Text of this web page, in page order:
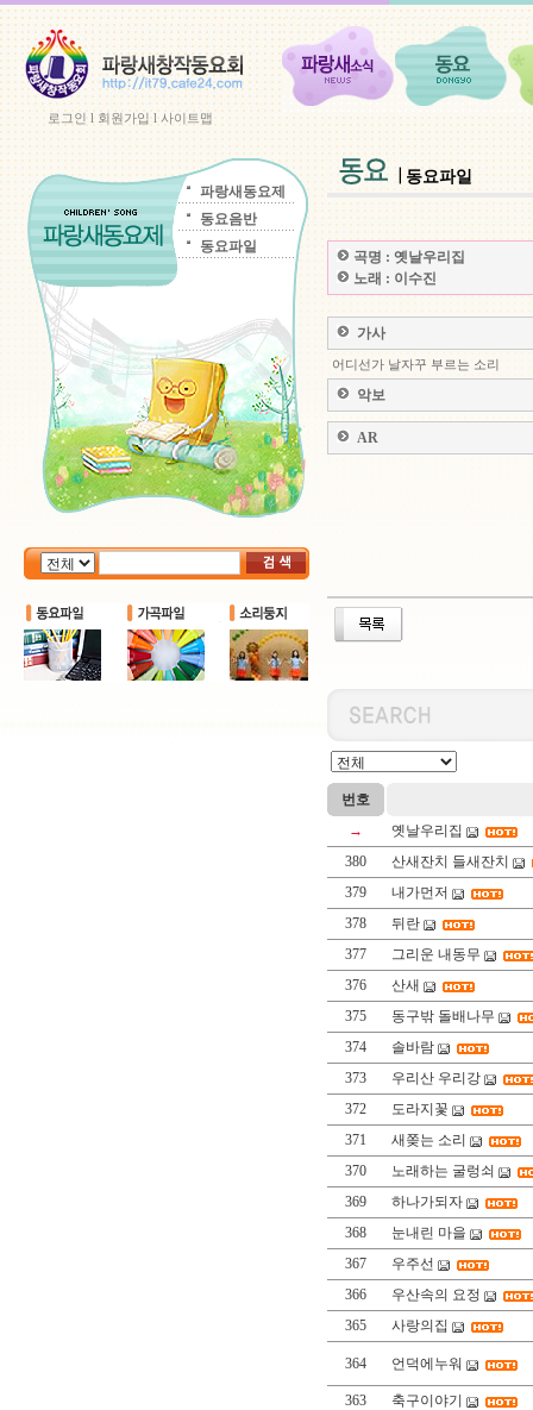
로그인l 회원가입l사이트맵
파랑새동요제
동요음반
동요파일
동요파일
곡명 : 옛날우리집
노래 : 이수진
가사
어디선가 날자꾸 부르는 소리
악보
AR
번호
→
옛날우리집
380
산새잔치 들새잔치
379
내가먼저
378
뒤란
377
그리운 내동무
376
산새
375
동구밖 돌배나무
374
솔바람
373
우리산 우리강
372
도라지꽃
371
새쫒는 소리
370
노래하는 굴렁쇠
369
하나가되자
368
눈내린 마을
367
우주선
366
우산속의 요정
365
사랑의집
364 언덕에누워
363
축구이야기